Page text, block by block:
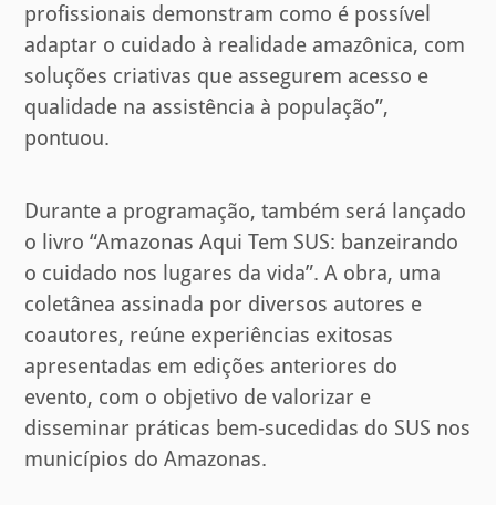
profissionais demonstram como é possível
adaptar o cuidado à realidade amazônica, com
soluções criativas que assegurem acesso e
qualidade na assistência à população”,
pontuou.
Durante a programação, também será lançado
o livro “Amazonas Aqui Tem SUS: banzeirando
o cuidado nos lugares da vida”. A obra, uma
coletânea assinada por diversos autores e
coautores, reúne experiências exitosas
apresentadas em edições anteriores do
evento, com o objetivo de valorizar e
disseminar práticas bem-sucedidas do SUS nos
municípios do Amazonas.